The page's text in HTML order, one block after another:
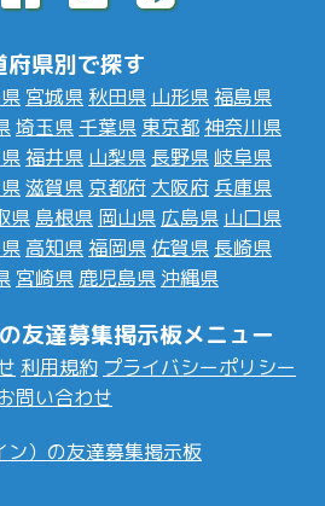
府県別で探す
宮城県 秋田県 山形県福島県
埼玉県 千葉県 東京都神奈川県
福井県 山梨県 長野県 岐阜県
滋賀県 京都府 大阪府 兵庫県
県 島根県 岡山県 広島県 山口県
高知県福岡県 佐賀県 長崎県
宮崎県 鹿児島県 沖縄県
友達募集掲示板メニュー
利用規約 プライバシーポリシー
問い合わせ
ン）の友達募集掲示板